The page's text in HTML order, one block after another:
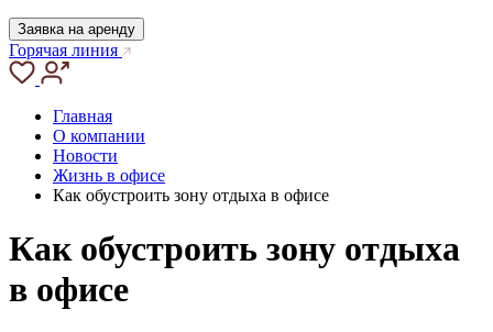
Заявка на аренду
Горячая линия
Главная
О компании
Новости
Жизнь в офисе
Как обустроить зону отдыха в офисе
Как обустроить зону отдыха
в офисе